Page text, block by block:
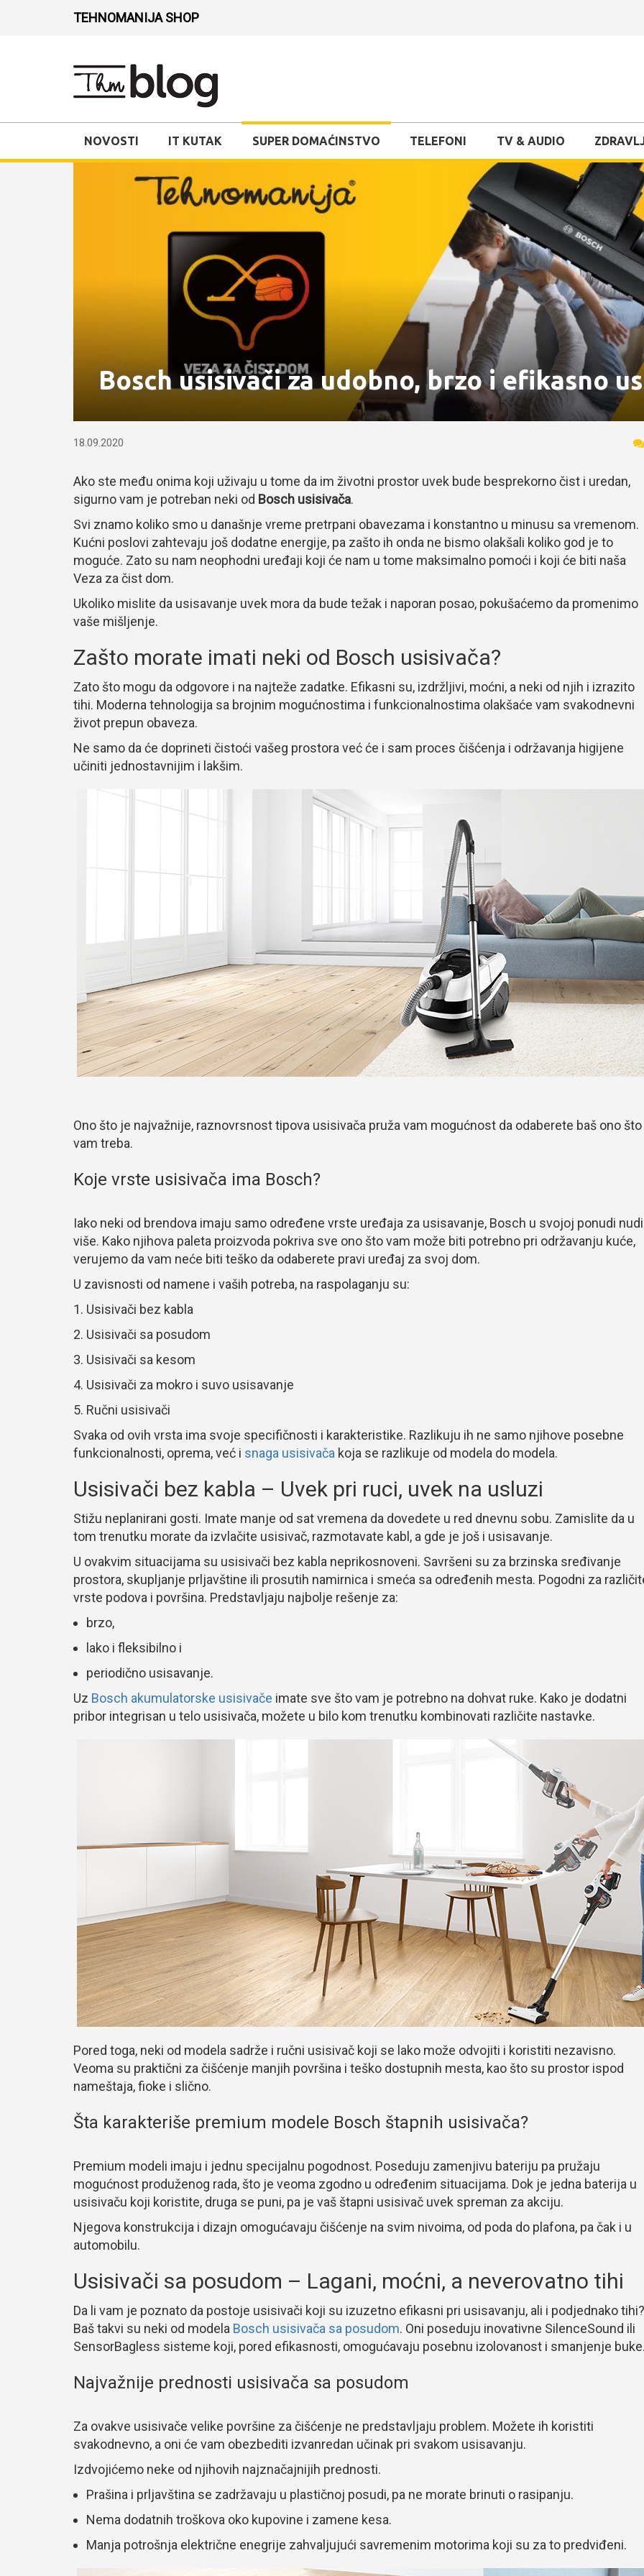
TEHNOMANIJA SHOP
NOVOSTI IT KUTAK SUPER DOMAĆINSTVO TELEFONI TV & AUDIO
Bosch usisivači za udobno, brzo i efikasno
18.09.2020
Ako ste među onima koji uživaju u tome da im životni prostor uvek bude besprekorno čist i uredan,
sigurno vam je potreban neki od Bosch usisivača.
Svi znamo koliko smo u današnje vreme pretrpani obavezama i konstantno u minusu sa vremenom.
Kućni poslovi zahtevaju još dodatne energije, pa zašto ih onda ne bismo olakšali koliko god je to
moguće. Zato su nam neophodni uređaji koji će nam u tome maksimalno pomoći i koji će biti naša
Veza za čist dom.
Ukoliko mislite da usisavanje uvek mora da bude težak i naporan posao, pokušaćemo da promenimo
vaše mišljenje.
Zašto morate imati neki od Bosch usisivača?
Zato što mogu da odgovore i na najteže zadatke. Efikasni su, izdržljivi, moćni, a neki od njih i izrazito
tihi. Moderna tehnologija sa brojnim mogućnostima i funkcionalnostima olakšaće vam svakodnevni
život prepun obaveza.
Ne samo da će doprineti čistoći vašeg prostora već će i sam proces čišćenja i održavanja higijene
učiniti jednostavnijim i lakšim.
Ono što je najvažnije, raznovrsnost tipova usisivača pruža vam mogućnost da odaberete baš ono što
vam treba.
Koje vrste usisivača ima Bosch?
Iako neki od brendova imaju samo određene vrste uređaja za usisavanje, Bosch u svojoj ponudi nudi
više. Kako njihova paleta proizvoda pokriva sve ono što vam može biti potrebno pri održavanju kuće,
verujemo da vam neće biti teško da odaberete pravi uređaj za svoj dom.
U zavisnosti od namene i vaših potreba, na raspolaganju su:
Usisivači bez kabla
Usisivači sa posudom
Usisivači sa kesom
Usisivači za mokro i suvo usisavanje
Ručni usisivači
Svaka od ovih vrsta ima svoje specifičnosti i karakteristike. Razlikuju ih ne samo njihove posebne
funkcionalnosti, oprema, već i snaga usisivača koja se razlikuje od modela do modela.
Usisivači bez kabla – Uvek pri ruci, uvek na usluzi
Stižu neplanirani gosti. Imate manje od sat vremena da dovedete u red dnevnu sobu. Zamislite da u
tom trenutku morate da izvlačite usisivač, razmotavate kabl, a gde je još i usisavanje.
U ovakvim situacijama su usisivači bez kabla neprikosnoveni. Savršeni su za brzinska sređivanje
prostora, skupljanje prljavštine ili prosutih namirnica i smeća sa određenih mesta. Pogodni za
vrste podova i površina. Predstavljaju najbolje rešenje za:
brzo,
lako i fleksibilno i
periodično usisavanje.
Uz Bosch akumulatorske usisivače imate sve što vam je potrebno na dohvat ruke. Kako je dodatni
pribor integrisan u telo usisivača, možete u bilo kom trenutku kombinovati različite nastavke.
Pored toga, neki od modela sadrže i ručni usisivač koji se lako može odvojiti i koristiti nezavisno.
Veoma su praktični za čišćenje manjih površina i teško dostupnih mesta, kao što su prostor ispod
nameštaja, fioke i slično.
Šta karakteriše premium modele Bosch štapnih usisivača?
Premium modeli imaju i jednu specijalnu pogodnost. Poseduju zamenjivu bateriju pa pružaju
mogućnost produženog rada, što je veoma zgodno u određenim situacijama. Dok je jedna baterija u
usisivaču koji koristite, druga se puni, pa je vaš štapni usisivač uvek spreman za akciju.
Njegova konstrukcija i dizajn omogućavaju čišćenje na svim nivoima, od poda do plafona, pa čak i u
automobilu.
Usisivači sa posudom – Lagani, moćni, a neverovatno tihi
Da li vam je poznato da postoje usisivači koji su izuzetno efikasni pri usisavanju, ali i podjednako tihi?
Baš takvi su neki od modela Bosch usisivača sa posudom. Oni poseduju inovativne SilenceSound ili
SensorBagless sisteme koji, pored efikasnosti, omogućavaju posebnu izolovanost i smanjenje
Najvažnije prednosti usisivača sa posudom
Za ovakve usisivače velike površine za čišćenje ne predstavljaju problem. Možete ih koristiti
svakodnevno, a oni će vam obezbediti izvanredan učinak pri svakom usisavanju.
Izdvojićemo neke od njihovih najznačajnijih prednosti.
Prašina i prljavština se zadržavaju u plastičnoj posudi, pa ne morate brinuti o rasipanju.
Nema dodatnih troškova oko kupovine i zamene kesa.
Manja potrošnja električne enegrije zahvaljujući savremenim motorima koji su za to predviđeni.